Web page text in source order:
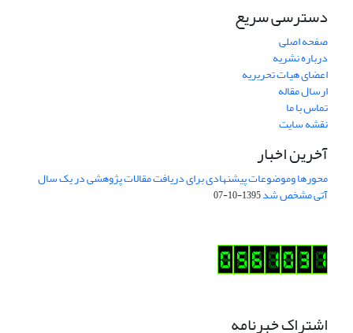
دسترسی سریع
صفحه اصلی
درباره نشریه
اعضای هیات تحریریه
ارسال مقاله
تماس با ما
نقشه سایت
آخرین اخبار
محورها وموضوعات پیشنهادی برای دریافت مقالات پژوهشی در یک سال
آتی مشخص شد1395-10-07
اشتراک خبرنامه